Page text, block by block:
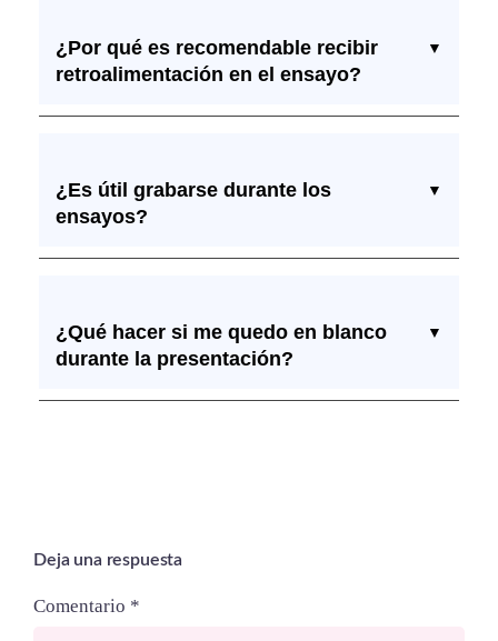
¿Por qué es recomendable recibir
retroalimentación en el ensayo?
▼
¿Es útil grabarse durante los
ensayos?
▼
¿Qué hacer si me quedo en blanco
durante la presentación?
▼
Deja una respuesta
Comentario *